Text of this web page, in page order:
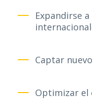
Expandirse
Captar
Optimizar el